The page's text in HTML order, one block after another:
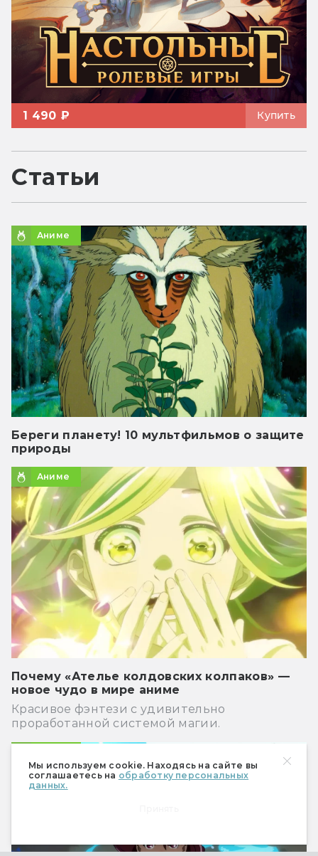
Мы используем cookie. Находясь на сайте вы
соглашаетесь на обработку персональных
данных.
1 490 ₽ Купить
Статьи
Аниме
Береги планету! 10 мультфильмов о защите
природы
Аниме
Почему «Ателье колдовских колпаков» —
новое чудо в мире аниме
Красивое фэнтези с удивительно
проработанной системой магии.